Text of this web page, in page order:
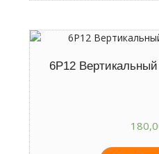
6Р12